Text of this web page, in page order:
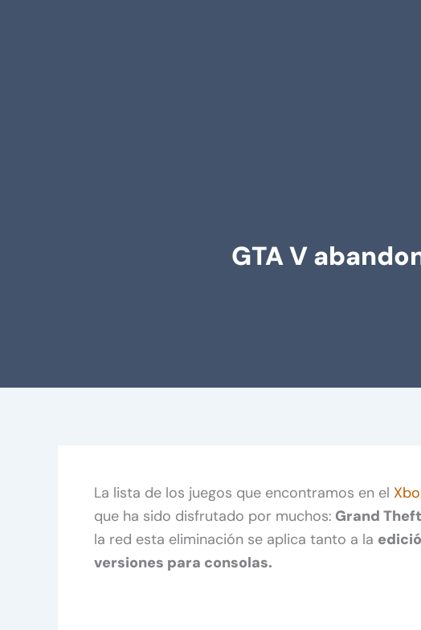
GTA V
La lista de los juegos que encontramos en el
que ha sido disfrutado por muchos: Grand
la red esta eliminación se aplica tanto a la
versiones para consolas.